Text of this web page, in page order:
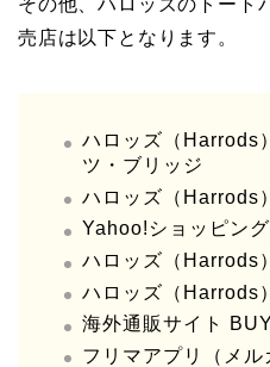
その他、ハロッズのトート
売店は以下となります。
ハロッズ（Harrods
ツ・ブリッジ
ハロッズ（Harrods
Yahoo!ショッピング
ハロッズ（Harrods
ハロッズ（Harrods
海外通販サイト
フリマアプリ（メ